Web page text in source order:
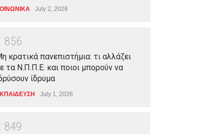
July 2, 2026
856
κρατικά πανεπιστήμια: τι αλλάζει
τα Ν.Π.Π.Ε. και ποιοι μπορούν να
ίδρυμα
July 1, 2026
849